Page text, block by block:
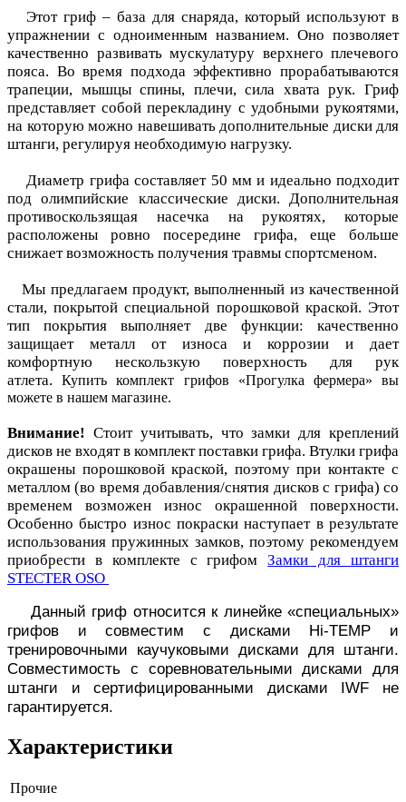
Этот гриф – база для снаряда, который используют в
упражнении с одноименным названием. Оно позволяет
качественно развивать мускулатуру верхнего плечевого
пояса. Во время подхода эффективно прорабатываются
трапеции, мышцы спины, плечи, сила хвата рук. Гриф
представляет собой перекладину с удобными рукоятями,
на которую можно навешивать дополнительные диски для
штанги, регулируя необходимую нагрузку.
Диаметр грифа составляет 50 мм и идеально подходит
под олимпийские классические диски. Дополнительная
противоскользящая насечка на рукоятях, которые
расположены ровно посередине грифа, еще больше
снижает возможность получения травмы спортсменом.
Мы предлагаем продукт, выполненный из качественной
стали, покрытой специальной порошковой краской. Этот
тип покрытия выполняет две функции: качественно
защищает металл от износа и коррозии и дает
комфортную нескользкую поверхность для рук
атлета.Купить комплект грифов «Прогулка фермера» вы
можете в нашем магазине.
Внимание! Стоит учитывать, что замки для креплений
дисков не входят в комплект поставки грифа. Втулки грифа
окрашены порошковой краской, поэтому при контакте с
металлом (во время добавления/снятия дисков с грифа) со
временем возможен износ окрашенной поверхности.
Особенно быстро износ покраски наступает в результате
использования пружинных замков, поэтому рекомендуем
приобрести в комплекте с грифомЗамки для штанги
STECTER OSO
Данный гриф относится к линейке «специальных»
грифов и совместим с дисками Hi-TEMP и
тренировочными каучуковыми дисками для штанги.
Совместимость с соревновательными дисками для
штанги и сертифицированными дисками IWF не
гарантируется.
Характеристики
Прочие